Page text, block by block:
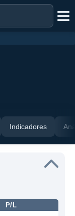
Indicadores
P/L